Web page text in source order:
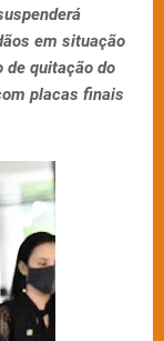
em situação
de quitação do
placas finais